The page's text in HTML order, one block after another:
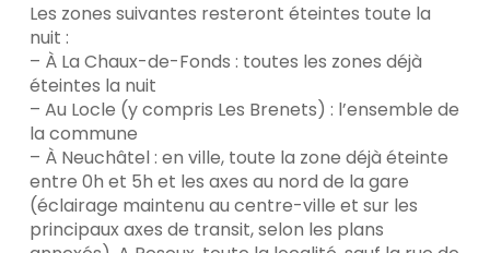
Les zones suivantes resteront éteintes toute la
nuit :
– À La Chaux-de-Fonds : toutes les zones déjà
éteintes la nuit
– Au Locle (y compris Les Brenets) : l’ensemble de
la commune
– À Neuchâtel : en ville, toute la zone déjà éteinte
entre 0h et 5h et les axes au nord de la gare
(éclairage maintenu au centre-ville et sur les
principaux axes de transit, selon les plans